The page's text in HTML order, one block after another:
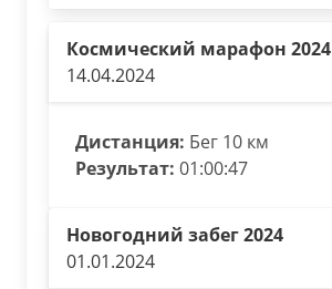
Космический марафон 2024
14.04.2024
Дистанция: Бег 10 км
Результат: 01:00:47
Новогодний забег 2024
01.01.2024